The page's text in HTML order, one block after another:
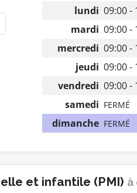
lundi 09:00 -
mardi 09:00 -
mercredi 09:00 -
jeudi 09:00 -
vendredi 09:00 -
samedi FERMÉ
dimanche FERMÉ
et infantile (PMI) à